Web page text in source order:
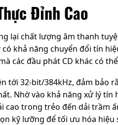
Đỉnh Cao
lại chất lượng âm thanh
khả năng chuyển đổi tín
các đầu phát CD khác có
tới 32-bit/384kHz, đảm bảo
Nhờ vào khả năng xử lý tín
trong trẻo đến dải trầm
kỹ lưỡng để tối ưu hóa hiệu